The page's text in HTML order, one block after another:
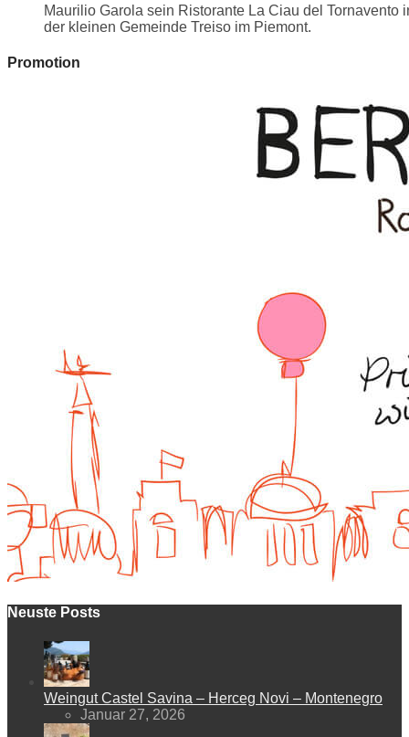
Maurilio Garola sein Ristorante La Ciau del Tornavento
der kleinen Gemeinde Treiso im Piemont.
Promotion
Neuste Posts
Weingut Castel Savina – Herceg Novi – Montenegro
Januar 27, 2026